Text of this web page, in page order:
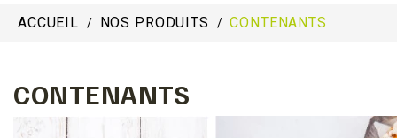
ACCUEIL NOS PRODUITS CONTENANTS
CONTENANTS